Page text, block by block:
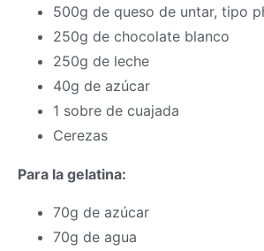
500g de queso de untar, tipo
250g de chocolate blanco
250g de leche
40g de azúcar
1 sobre de cuajada
Cerezas
Para la gelatina:
70g de azúcar
70g de agua